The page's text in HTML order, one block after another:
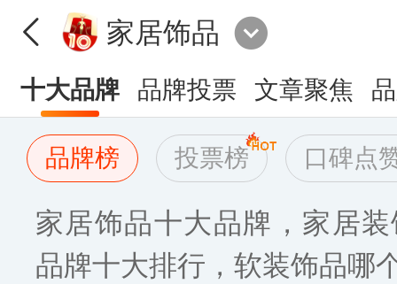
家居饰品
十大品牌 品牌投票 文章聚焦
品牌榜 投票榜 口碑点
家居饰品十大品牌，家居
品牌十大排行，软装饰品哪